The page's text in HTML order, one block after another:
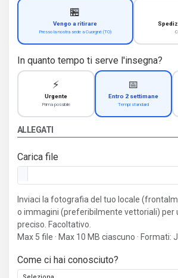
🏪
Vengo a ritirare
Presso la nostra sede a Cuorgnè (TO)
In quanto tempo ti serve l'insegna?
⚡
Urgente
Prima possibile
📅
Entro 2 settimane
Tempi standard
ALLEGATI
Carica file
Inviaci la fotografia del tuo locale
o immagini (preferibilmente vettoriali) per
preciso. Facoltativo.
Max 5 file · Max 10 MB ciascuno · Formati:
Come ci hai conosciuto?